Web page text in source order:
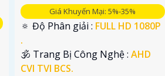
Giá Khuyến Mại: 5%-35%
🔅 Độ Phân giải : FULL HD 1080P
.
🕉️ Trang Bị Công Nghệ : AHD
CVI TVI BCS.